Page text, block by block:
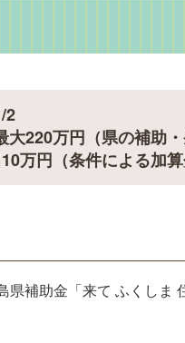
2
大220万円（県の補助
（条件による加算
補助金「来て ふくしま